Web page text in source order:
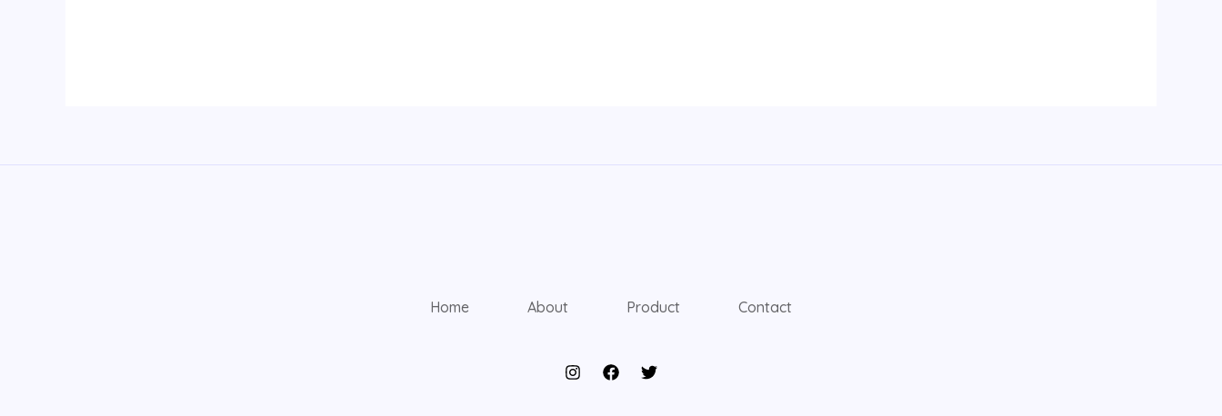
Home About Product Contact